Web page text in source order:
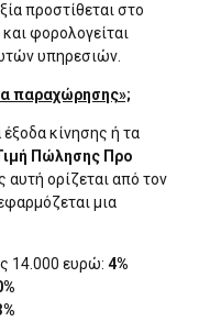
προστίθεται στο
φορολογείται
υπηρεσιών.
παραχώρησης»;
έξοδα κίνησης ή τα
Πώλησης Προ
ορίζεται από τον
μια
14.000 ευρώ: 4%